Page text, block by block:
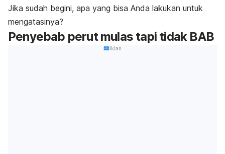
Jika sudah begini, apa yang bisa Anda lakukan untuk
mengatasinya?
Penyebab perut mulas tapi tidak BAB
Iklan